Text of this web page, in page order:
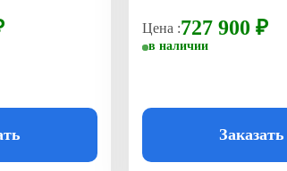
Цена :727 900 ₽
в наличии
Заказать